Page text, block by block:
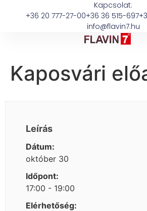
Kapcsolat:
+36 20 777-27-00+36 36 515-697
info@flavin7.hu
Kaposvári
Leírás
Dátum:
október 30
Időpont:
17:00 - 19:00
Elérhetőség: